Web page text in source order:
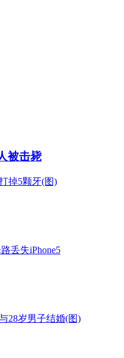
被击毙
掉5颗牙(图)
丢失iPhone5
28岁男子结婚(图)